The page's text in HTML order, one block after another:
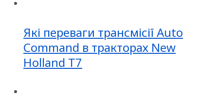
Які переваги трансмісії Auto
Command в тракторах New
Holland T7